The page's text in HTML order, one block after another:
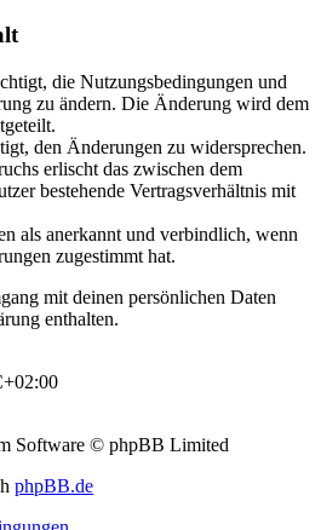
die Nutzungsbedingungen und
zu ändern. Die Änderung wird dem
den Änderungen zu widersprechen.
erlischt das zwischen dem
bestehende Vertragsverhältnis mit
als anerkannt und verbindlich, wenn
zugestimmt hat.
mit deinen persönlichen Daten
enthalten.
Software © phpBB Limited
phpBB.de